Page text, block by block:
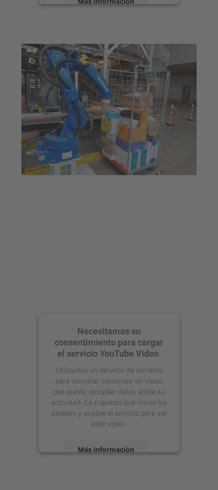
powered byUsercentrics Consent
Management Platform
Necesitamos su
consentimiento para cargar
el servicio YouTube Video.
Utilizamos un servicio de terceros
para incrustar contenido de vídeo
que puede recopilar datos sobre su
actividad. Le rogamos que revise los
detalles y acepte el servicio para ver
este vídeo.
Más información